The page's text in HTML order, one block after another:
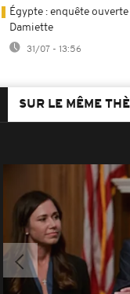
Égypte : enquête
Damiette
31/07 - 13:56
SUR LE MÊME